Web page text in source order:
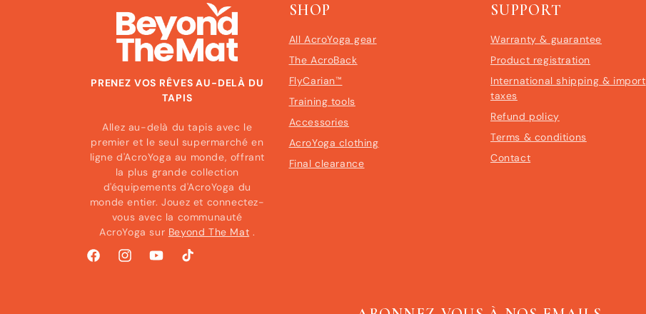
PRENEZ VOS RÊVES AU-DELÀ DU
TAPIS
Allez au-delà du tapis avec le
premier et le seul supermarché en
ligne d'AcroYoga au monde, offrant
la plus grande collection
d'équipements d'AcroYoga du
monde entier. Jouez et connectez-
vous avec la communauté
AcroYoga sur Beyond The Mat .
FacebookInstagramYouTubeTikTok
SHOP
All AcroYoga gear
The AcroBack
FlyCarian™
Training tools
Accessories
AcroYoga clothing
Final clearance
SUPPORT
Warranty & guarantee
Product registration
International shipping & import
taxes
Refund policy
Terms & conditions
Contact